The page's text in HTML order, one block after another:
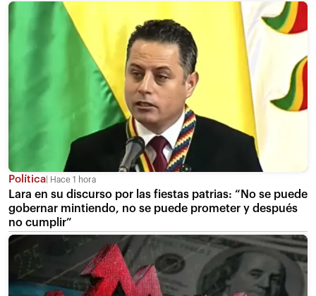
Política Hace 1 hora
Lara en su discurso por las fiestas patrias: “No se puede
gobernar mintiendo, no se puede prometer y después
no cumplir”